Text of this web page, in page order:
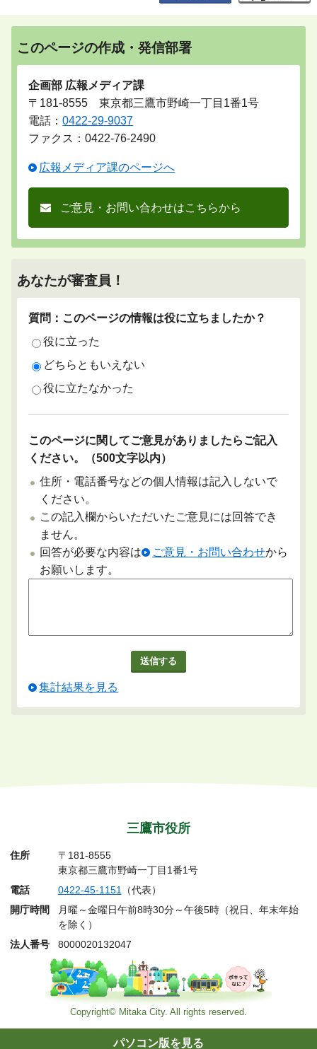
このページの作成・発信部署
企画部 広報メディア課
〒181-8555 東京都三鷹市野崎一丁目1番1号
電話：0422-29-9037
ファクス：0422-76-2490
広報メディア課のページへ
ご意見・お問い合わせはこちらから
あなたが審査員！
質問：このページの情報は役に立ちましたか？
役に立った
どちらともいえない
役に立たなかった
このページに関してご意見がありましたらご記入
ください。（500文字以内）
住所・電話番号などの個人情報は記入しないで
ください。
この記入欄からいただいたご意見には回答でき
ません。
回答が必要な内容は
ご意見・お問い合わせから
お願いします。
集計結果を見る
三鷹市役所
住所
〒181-8555
東京都三鷹市野崎一丁目1番1号
電話
0422-45-1151（代表）
開庁時間
月曜～金曜日午前8時30分～午後5時（祝日、年末年始
を除く）
法人番号
8000020132047
Copyright© Mitaka City. All rights reserved.
パソコン版を見る